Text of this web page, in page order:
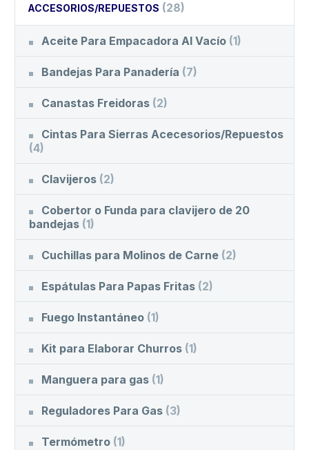
ACCESORIOS/REPUESTOS (28)
Aceite Para Empacadora Al Vacío (1)
Bandejas Para Panadería (7)
Canastas Freidoras (2)
Cintas Para Sierras Acecesorios/Repuestos
(4)
Clavijeros (2)
Cobertor o Funda para clavijero de 20
bandejas (1)
Cuchillas para Molinos de Carne (2)
Espátulas Para Papas Fritas (2)
Fuego Instantáneo (1)
Kit para Elaborar Churros (1)
Manguera para gas (1)
Reguladores Para Gas (3)
Termómetro (1)